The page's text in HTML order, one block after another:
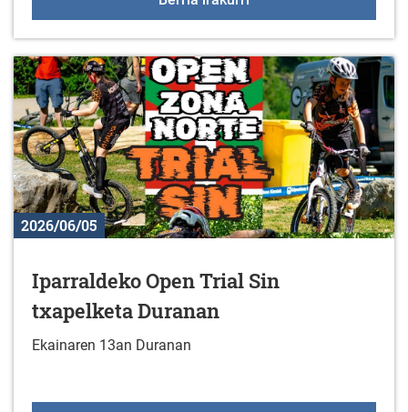
2026/06/05
Iparraldeko Open Trial Sin
txapelketa Duranan
Ekainaren 13an Duranan